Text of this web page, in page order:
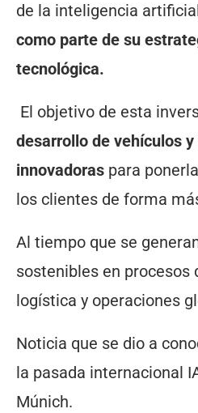
de la inteligencia
como parte de su
tecnológica. ​
El objetivo de esta
desarrollo de vehículos
innovadoras para
los clientes de forma
Al tiempo que se
sostenibles en procesos
logística y operaciones
Noticia que se dio a
la pasada internacional
Múnich.